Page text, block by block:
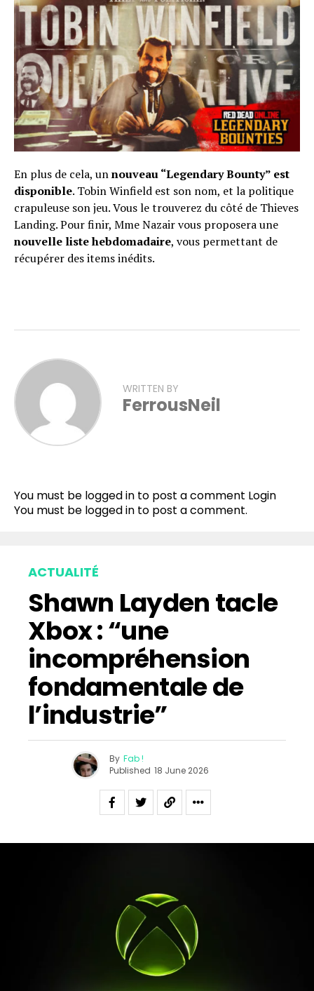
En plus de cela, unnouveau “Legendary Bounty” est
disponible. Tobin Winfield est son nom, et la politique
crapuleuse son jeu. Vous le trouverez du côté de Thieves
Landing. Pour finir, Mme Nazair vous proposera une
nouvelle liste hebdomadaire, vous permettant de
récupérer des items inédits.
WRITTEN BY
FerrousNeil
You must be logged in to post a comment Login
You must be logged in to post a comment.
ACTUALITÉ
Shawn Layden tacle
Xbox : “une
incompréhension
fondamentale de
l’industrie”
By Fab !
Published 18 June 2026
Pinterest